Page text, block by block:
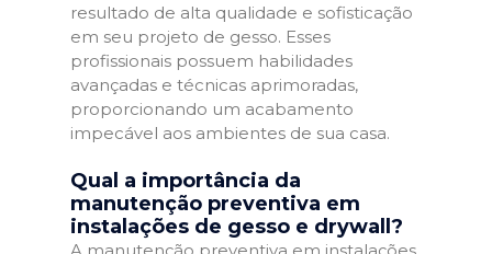
resultado de alta qualidade e sofisticação
em seu projeto de gesso. Esses
profissionais possuem habilidades
avançadas e técnicas aprimoradas,
proporcionando um acabamento
impecável aos ambientes de sua casa.
Qual a importância da
manutenção preventiva em
instalações de gesso e drywall?